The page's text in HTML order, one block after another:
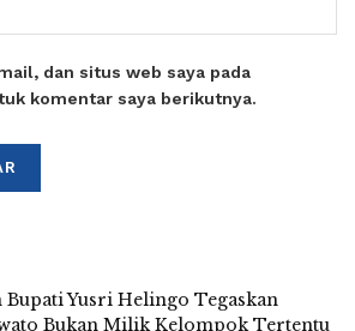
dan situs web saya pada
komentar saya berikutnya.
Bupati Yusri Helingo Tegaskan
Bukan Milik Kelompok Tertentu